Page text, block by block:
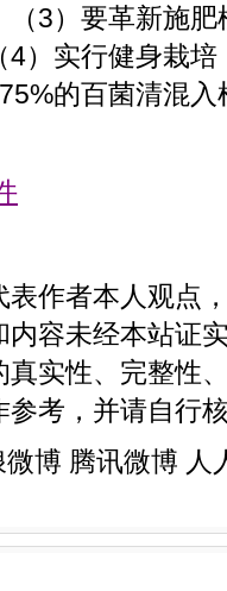
3）要革新施肥
）实行健身栽
的百菌清混
表作者本人观点
容未经本站证
实性、完整性
考，并请自行
微博 腾讯微博 人